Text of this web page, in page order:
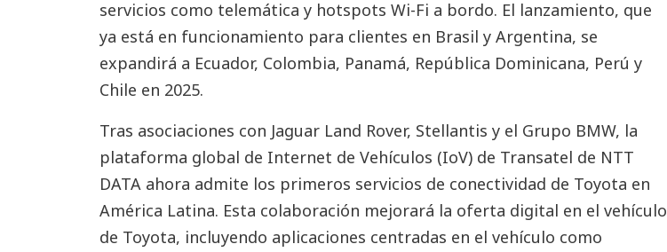
servicios como telemática y hotspots Wi-Fi a bordo. El lanzamiento, que
ya está en funcionamiento para clientes en Brasil y Argentina, se
expandirá a Ecuador, Colombia, Panamá, República Dominicana, Perú y
Chile en 2025.
Tras asociaciones con Jaguar Land Rover, Stellantis y el Grupo BMW, la
plataforma global de Internet de Vehículos (IoV) de Transatel de NTT
DATA ahora admite los primeros servicios de conectividad de Toyota en
América Latina. Esta colaboración mejorará la oferta digital en el vehículo
de Toyota, incluyendo aplicaciones centradas en el vehículo como